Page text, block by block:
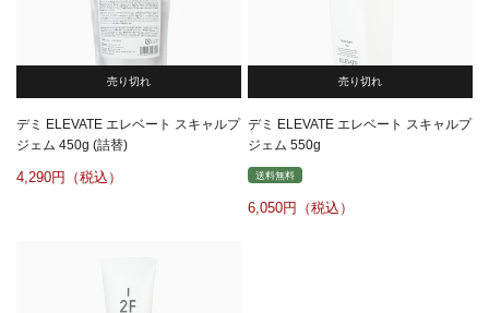
売り切れ
デミ ELEVATE エレベート スキャルプ
ジェム 450g (詰替)
4,290
売り切れ
デミ ELEVATE エレベート スキャルプ
ジェム 550g
送料無料
6,050